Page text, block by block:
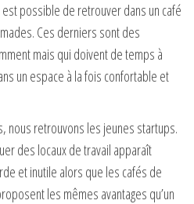
possible de retrouver dans un café
Ces derniers sont des
mais qui doivent de temps à
un espace à la fois confortable et
nous retrouvons les jeunes startups.
des locaux de travail apparaît
et inutile alors que les cafés de
les mêmes avantages qu’un